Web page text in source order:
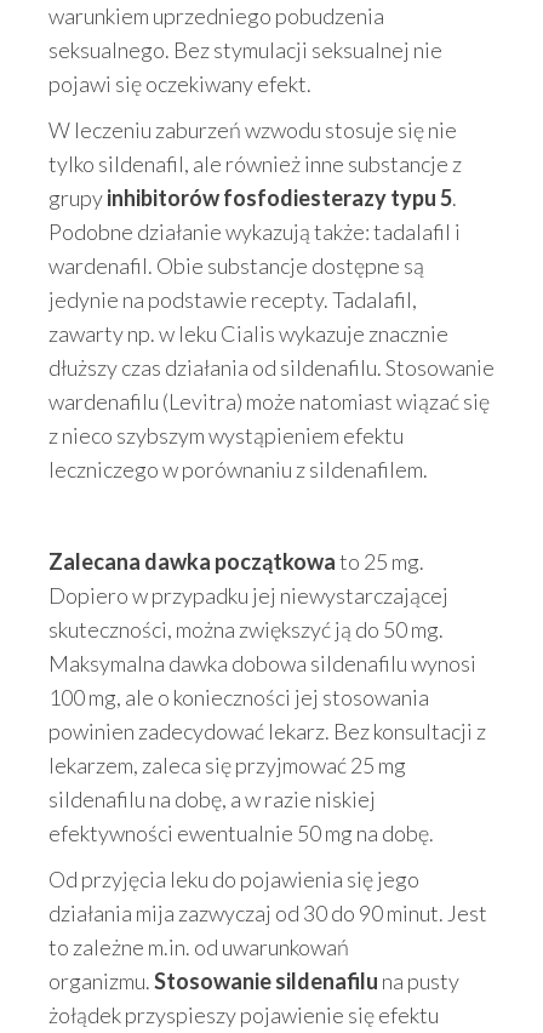
warunkiem uprzedniego pobudzenia
seksualnego. Bez stymulacji seksualnej nie
pojawi się oczekiwany efekt.
W leczeniu zaburzeń wzwodu stosuje się nie
tylko sildenafil, ale również inne substancje z
grupyinhibitorów fosfodiesterazy typu 5.
Podobne działanie wykazują także: tadalafil i
wardenafil. Obie substancje dostępne są
jedynie na podstawie recepty. Tadalafil,
zawarty np. w leku Cialis wykazuje znacznie
dłuższy czas działania od sildenafilu. Stosowanie
wardenafilu (Levitra) może natomiast wiązać się
z nieco szybszym wystąpieniem efektu
leczniczego w porównaniu z sildenafilem.
Zalecana dawka początkowato 25 mg.
Dopiero w przypadku jej niewystarczającej
skuteczności, można zwiększyć ją do 50 mg.
Maksymalna dawka dobowa sildenafilu wynosi
100 mg, ale o konieczności jej stosowania
powinien zadecydować lekarz. Bez konsultacji z
lekarzem, zaleca się przyjmować 25 mg
sildenafilu na dobę, a w razie niskiej
efektywności ewentualnie 50 mg na dobę.
Od przyjęcia leku do pojawienia się jego
działania mija zazwyczaj od 30 do 90 minut. Jest
to zależne m.in. od uwarunkowań
organizmu.Stosowanie sildenafilu na pusty
żołądek przyspieszy pojawienie się efektu